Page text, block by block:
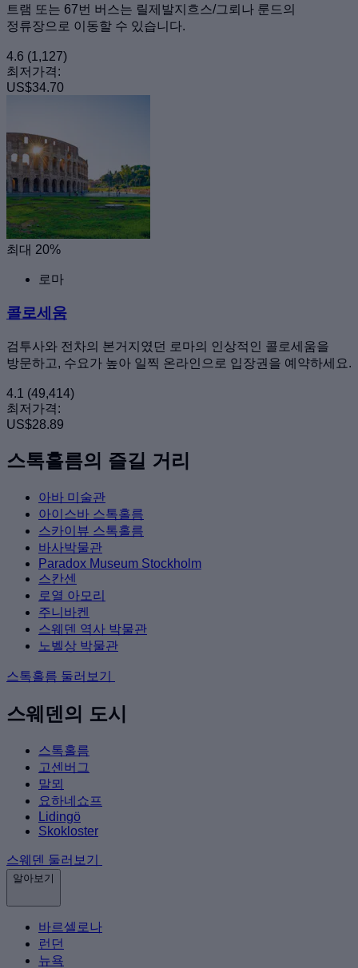
트램 또는 67번 버스는 릴제발지흐스/그뢰나 룬드의
정류장으로 이동할 수 있습니다.
4.6 (1,127)
최저가격:
US$34.70
최대 20%
로마
콜로세움
검투사와 전차의 본거지였던 로마의 인상적인 콜로세움을
방문하고, 수요가 높아 일찍 온라인으로 입장권을 예약하세요.
4.1 (49,414)
최저가격:
US$28.89
스톡홀름의 즐길 거리
아바 미술관
아이스바 스톡홀름
스카이뷰 스톡홀름
바사박물관
Paradox Museum Stockholm
스칸센
로열 아모리
주니바켄
스웨덴 역사 박물관
노벨상 박물관
스톡홀름 둘러보기
스웨덴의 도시
스톡홀름
고센버그
말뫼
요하네쇼프
Lidingö
Skokloster
스웨덴 둘러보기
알아보기
바르셀로나
런던
뉴욕